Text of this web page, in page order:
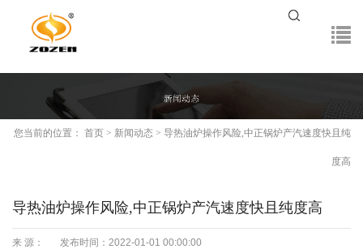
您当前的位置： 首页 > 新闻动态 > 导热油炉操作风险,中正锅炉产汽速度快且纯
度高
导热油炉操作风险,中正锅炉产汽速度快且纯度高
来 源： 发布时间：2022-01-01 00:00:00